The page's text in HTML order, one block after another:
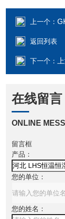
上一个：
返回列表
下一个： 上
在线留言
ONLINE
留言框
产品：
您的单位：
您的姓名：